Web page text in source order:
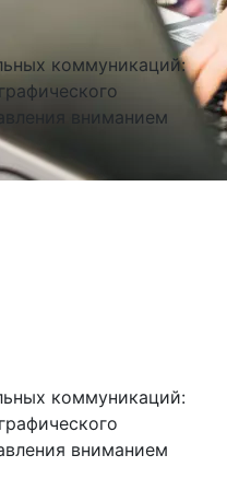
коммуникаций:
вниманием
коммуникаций:
вниманием